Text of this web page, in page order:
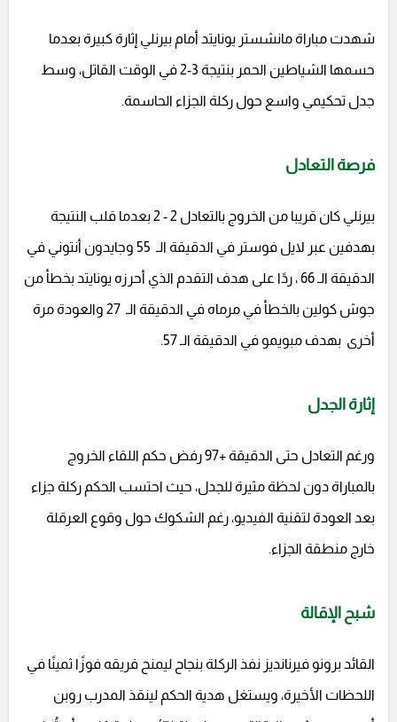
شهدت مباراة مانشستر يونايتد أمام بيرنلي إثارة كبيرة بعدما
حسمها الشياطين الحمر بنتيجة 3-2 في الوقت القاتل، وسط
جدل تحكيمي واسع حول ركلة الجزاء الحاسمة.
فرصة التعادل
بيرنلي كان قريبا من الخروج بالتعادل 2 - 2 بعدما قلب النتيجة
بهدفين عبر لايل فوستر في الدقيقة الـ 55 وجايدون أنتوني في
الدقيقة الـ 66 ، ردًا على هدف التقدم الذي أحرزه يونايتد بخطأ من
جوش كولين بالخطأ في مرماه في الدقيقة الـ 27 والعودة مرة
أخرى بهدف مبويمو في الدقيقة الـ 57.
إثارة الجدل
ورغم التعادل حتى الدقيقة +97 رفض حكم اللقاء الخروج
بالمباراة دون لحظة مثيرة للجدل، حيث احتسب الحكم ركلة جزاء
بعد العودة لتقنية الفيديو، رغم الشكوك حول وقوع العرقلة
خارج منطقة الجزاء.
شبح الإقالة
القائد برونو فيرنانديز نفذ الركلة بنجاح ليمنح فريقه فوزًا ثمينًا في
اللحظات الأخيرة، ويستغل هدية الحكم لينقذ المدرب روبن